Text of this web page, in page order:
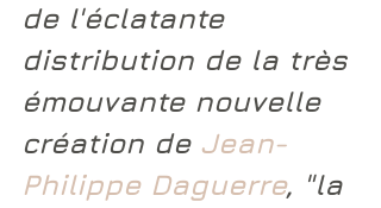
de l'éclatante
distribution de la très
émouvante nouvelle
création de Jean-
Philippe Daguerre, "la